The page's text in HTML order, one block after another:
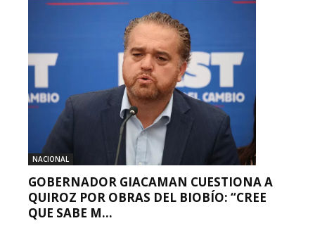
NACIONAL
GOBERNADOR GIACAMAN CUESTIONA A
QUIROZ POR OBRAS DEL BIOBÍO: “CREE
QUE SABE M...